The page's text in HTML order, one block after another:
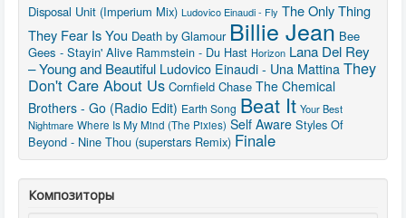
Disposal Unit (Imperium Mix) Ludovico Einaudi - Fly The Only Thing
They Fear Is You Death by Glamour Billie Jean Bee
Gees - Stayin' Alive Rammstein - Du Hast Horizon Lana Del Rey
– Young and Beautiful Ludovico Einaudi - Una Mattina They
Don't Care About Us Cornfield Chase The Chemical
Brothers - Go (Radio Edit) Earth Song Beat It Your Best
Nightmare Where Is My Mind (The Pixies) Self Aware Styles Of
Beyond - Nine Thou (superstars Remix) Finale
Композиторы